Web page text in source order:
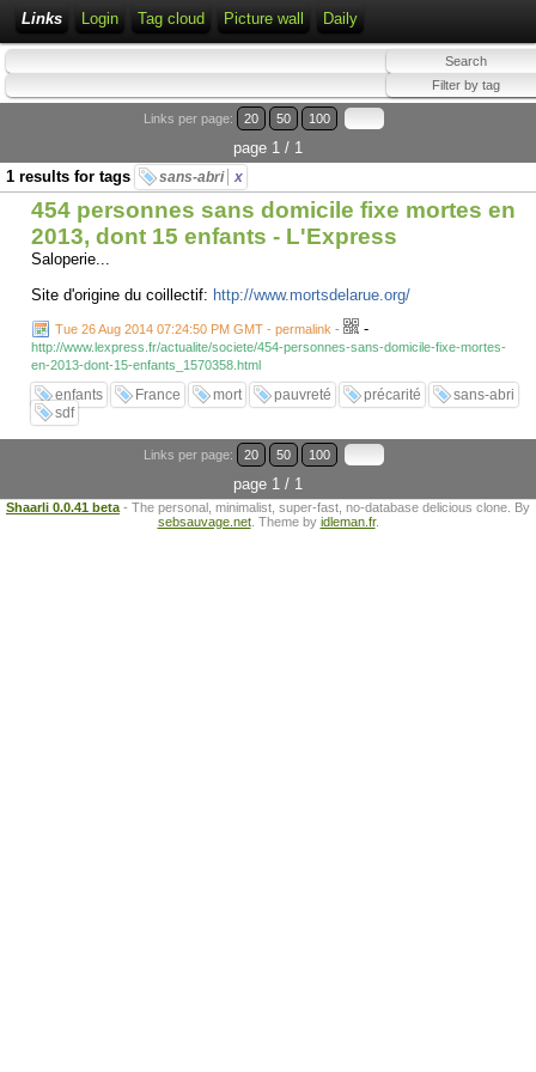
Links Login Tag cloud Picture wall Daily
Links per page: 20 50 100
page 1 / 1
1 results for tags
sans-abri x
454 personnes sans domicile fixe mortes en
2013, dont 15 enfants - L'Express
Saloperie...
Site d'origine du coillectif: http://www.mortsdelarue.org/
Tue 26 Aug 2014 07:24:50 PM GMT - permalink - -
http://www.lexpress.fr/actualite/societe/454-personnes-sans-domicile-fixe-mortes-
en-2013-dont-15-enfants_1570358.html
enfants France mort pauvreté précarité
sans-abri
sdf
Links per page: 20 50 100
page 1 / 1
Shaarli 0.0.41 beta - The personal, minimalist, super-fast, no-database delicious clone. By
sebsauvage.net. Theme by idleman.fr.